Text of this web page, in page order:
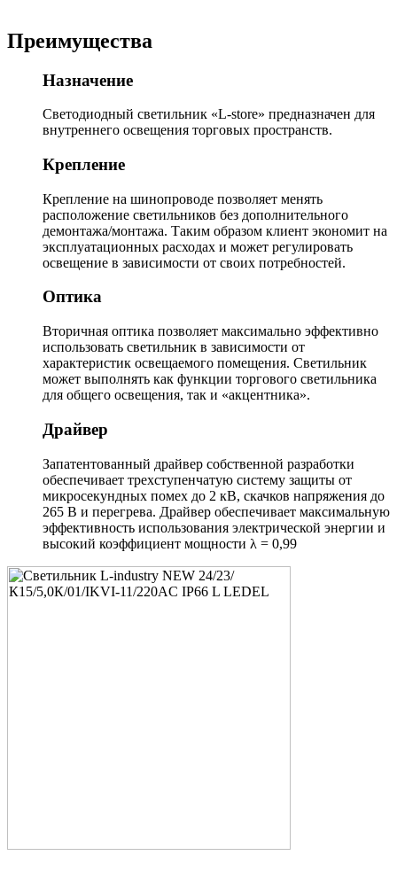
Преимущества
Назначение
Светодиодный светильник «L-store» предназначен для
внутреннего освещения торговых пространств.
Крепление
Крепление на шинопроводе позволяет менять
расположение светильников без дополнительного
демонтажа/монтажа. Таким образом клиент экономит на
эксплуатационных расходах и может регулировать
освещение в зависимости от своих потребностей.
Оптика
Вторичная оптика позволяет максимально эффективно
использовать светильник в зависимости от
характеристик освещаемого помещения. Светильник
может выполнять как функции торгового светильника
для общего освещения, так и «акцентника».
Драйвер
Запатентованный драйвер собственной разработки
обеспечивает трехступенчатую систему защиты от
микросекундных помех до 2 кВ, скачков напряжения до
265 В и перегрева. Драйвер обеспечивает максимальную
эффективность использования электрической энергии и
высокий коэффициент мощности λ = 0,99